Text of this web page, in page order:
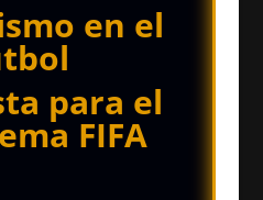
en el
para el
FIFA